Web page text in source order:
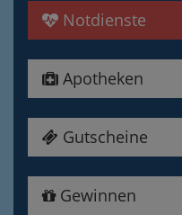
Notdienste
Apotheken
Gutscheine
Gewinnen